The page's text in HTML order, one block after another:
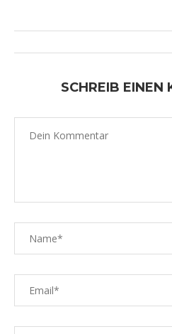
SCHREIB EINEN